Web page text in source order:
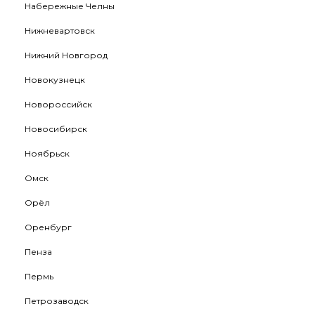
Набережные Челны
Нижневартовск
Нижний Новгород
Новокузнецк
Новороссийск
Новосибирск
Ноябрьск
Омск
Орёл
Оренбург
Пенза
Пермь
Петрозаводск